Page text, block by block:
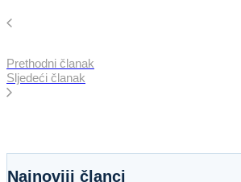
Prethodni članak
Sljedeći članak
Najnoviji članci